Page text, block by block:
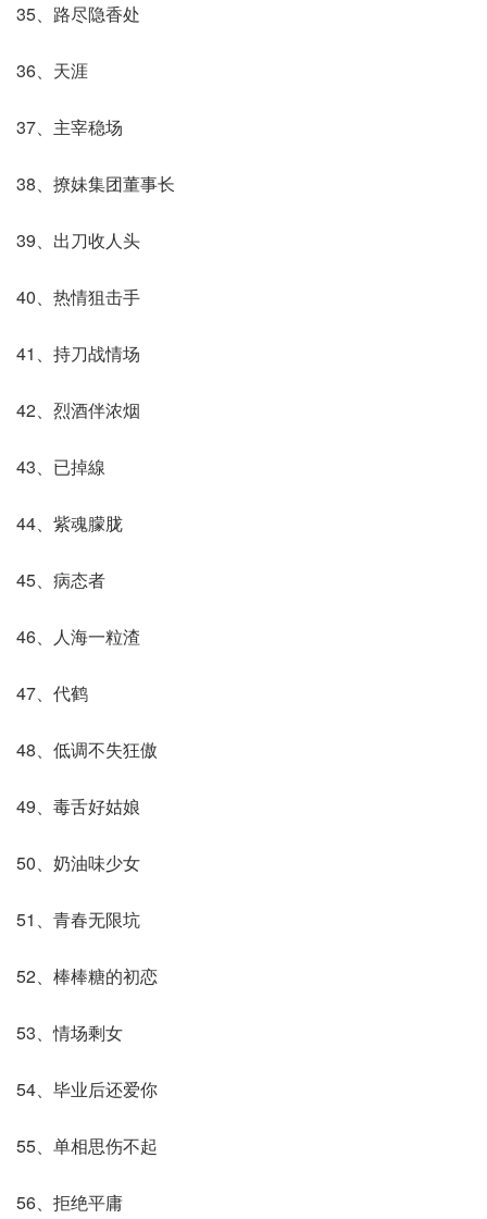
35、路尽隐香处
36、天涯
37、主宰稳场
38、撩妹集团董事长
39、出刀收人头
40、热情狙击手
41、持刀战情场
42、烈酒伴浓烟
43、已掉線
44、紫魂朦胧
45、病态者
46、人海一粒渣
47、代鹤
48、低调不失狂傲
49、毒舌好姑娘
50、奶油味少女
51、青春无限坑
52、棒棒糖的初恋
53、情场剩女
54、毕业后还爱你
55、单相思伤不起
56、拒绝平庸